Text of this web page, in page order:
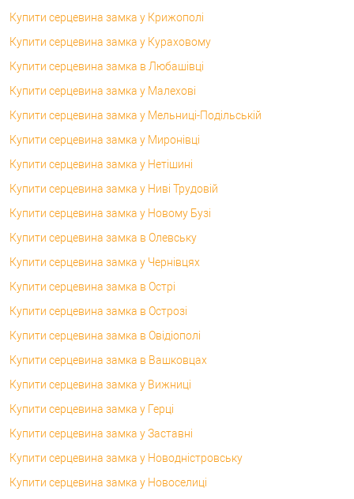
Купити серцевина замка у Крижополі
Купити серцевина замка у Кураховому
Купити серцевина замка в Любашівці
Купити серцевина замка у Малехові
Купити серцевина замка у Мельниці-Подільській
Купити серцевина замка у Миронівці
Купити серцевина замка у Нетішині
Купити серцевина замка у Ниві Трудовій
Купити серцевина замка у Новому Бузі
Купити серцевина замка в Олевську
Купити серцевина замка у Чернівцях
Купити серцевина замка в Острі
Купити серцевина замка в Острозі
Купити серцевина замка в Овідіополі
Купити серцевина замка в Вашковцах
Купити серцевина замка у Вижниці
Купити серцевина замка у Герці
Купити серцевина замка у Заставні
Купити серцевина замка у Новодністровську
Купити серцевина замка у Новоселиці